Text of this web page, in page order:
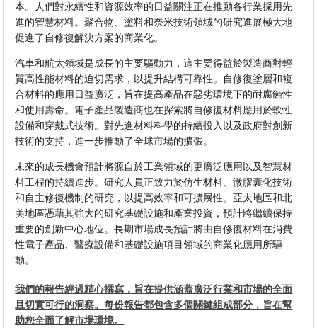
本。人們對永續性和資源效率的日益關注正在推動各行業採用先
進的智慧材料。聚合物、塗料和奈米技術領域的研究進展極大地
促進了自修復解決方案的商業化。
汽車和航太領域是成長的主要驅動力，這主要得益於製造商對輕
質高性能材料的迫切需求，以提升結構可靠性。自修復塗層和複
合材料的應用日益廣泛，旨在提高產品在惡劣環境下的耐腐蝕性
和使用壽命。電子產品製造商也在探索將自修復材料應用於軟性
設備和穿戴式技術。對先進材料科學的持續投入以及政府對創新
技術的支持，進一步推動了全球市場的擴張。
未來的成長機會預計將源自於工業領域的更廣泛應用以及智慧材
料工程的持續進步。研究人員正致力於仿生材料、微膠囊化技術
和自主修復機制的研究，以提高效率和可擴展性。亞太地區和北
美地區憑藉其強大的研究基礎設施和產業投資，預計將繼續保持
重要的創新中心地位。長期市場成長預計將由自修復材料在消費
性電子產品、醫療設備和基礎設施項目領域的商業化應用所驅
動。
我們的報告經過精心撰寫，旨在提供涵蓋廣泛行業和市場的全面
且切實可行的洞察。每份報告都包含多個關鍵組成部分，旨在幫
助您全面了解市場環境。